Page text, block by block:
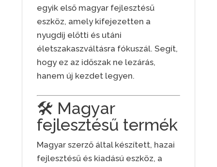
egyik első magyar fejlesztésű
eszköz, amely kifejezetten a
nyugdíj előtti és utáni
életszakaszváltásra fókuszál. Segít,
hogy ez az időszak ne lezárás,
hanem új kezdet legyen.
🛠 Magyar
fejlesztésű termék
Magyar szerző által készített, hazai
fejlesztésű és kiadású eszköz, a